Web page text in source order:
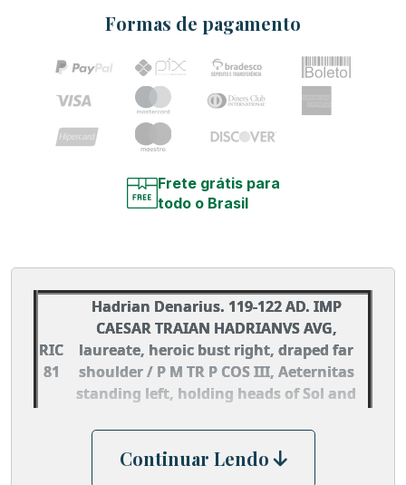
Formas de pagamento
Frete grátis para
todo o Brasil
RIC
81
Hadrian Denarius. 119-122 AD. IMP
CAESAR TRAIAN HADRIANVS AVG,
laureate, heroic bust right, draped far
shoulder / P M TR P COS III, Aeternitas
standing left, holding heads of Sol and
Continuar Lendo